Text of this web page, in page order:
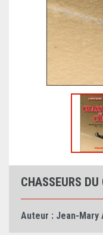
CHASSEURS DU
Auteur : Jean-Mary